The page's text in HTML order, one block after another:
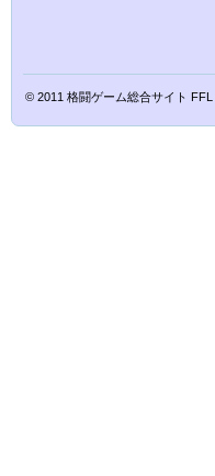
© 2011 格闘ゲーム総合サイト FFL